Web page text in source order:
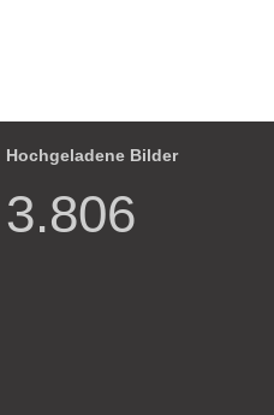
Hochgeladene Bilder
3.806